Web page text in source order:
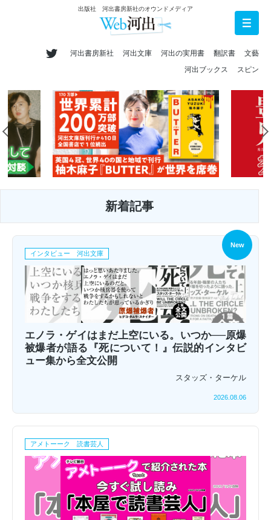
出版社 河出書房新社のオウンドメディア
河出書房新社 河出文庫 河出の実用書 翻訳書
文藝
河出ブックス
スピン
新着記事
New
インタビュー 河出文庫
エノラ・ゲイはまだ上空にいる。いつか──原爆
被爆者が語る『死について！』伝説的インタビ
ュー集から全文公開
スタッズ・ターケル
2026.08.06
アメトーーク 読書芸人